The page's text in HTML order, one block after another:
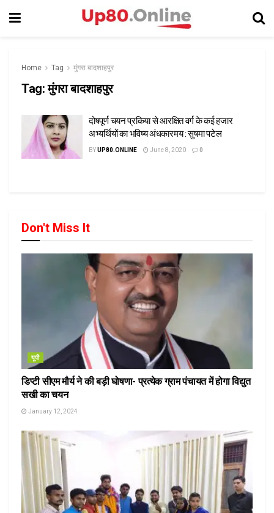
Home Tag मुंगरा बादशाहपुर
Tag:मुंगरा बादशाहपुर
दोषपूर्ण चयन प्रकिया से आरक्षित वर्ग के कई हजार
अभ्यर्थियों का भविष्य अंधकारमय : सुषमा पटेल
BYUP80.ONLINE June 8, 2020 0
Don't Miss It
यूपी
डिप्टी सीएम मौर्य ने की बड़ी घोषणा- प्रत्येक ग्राम पंचायत में होगा विद्युत
सखी का चयन
January 12, 2024